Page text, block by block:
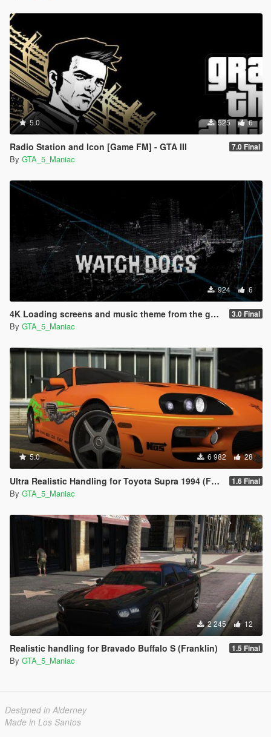
5.0 525 6
Radio Station and Icon [Game FM] - GTA III 7.0 Final
By GTA_5_Maniac
924 6
4K Loading screens and music theme from the game Watch Dogs 3.0 Final
By GTA_5_Maniac
5.0 6 982 28
Ultra Realistic Handling for Toyota Supra 1994 (Fast & Furious) 1.6 Final
By GTA_5_Maniac
2 245 12
Realistic handling for Bravado Buffalo S (Franklin) 1.5 Final
By GTA_5_Maniac
Designed in Alderney
Made in Los Santos